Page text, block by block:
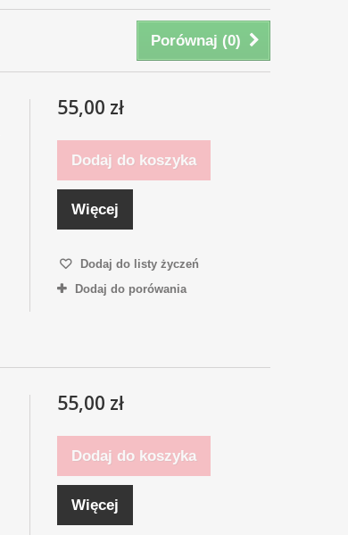
Porównaj (0)
55,00 zł
Dodaj do koszyka
Więcej
Dodaj do listy życzeń
Dodaj do porówania
55,00 zł
Dodaj do koszyka
Więcej